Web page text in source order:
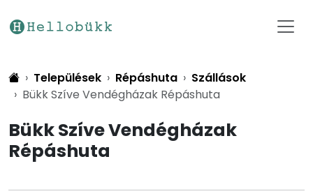
Települések Répáshuta
Szállások
Bükk Szíve Vendégházak Répáshuta
Bükk Szíve Vendégházak
Répáshuta